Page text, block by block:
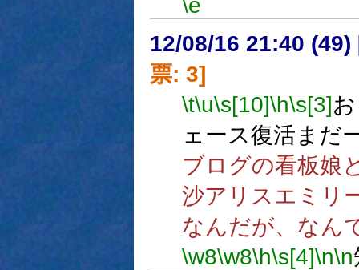
\e
12/08/16 21:40 (49)
票: 3]
\t\u\s[10]\h\s[3]
ェース復活まだ
ブログの看板娘
沙アリスエミリ
なんだが、なん
\w8\w8\h\s[4]\n\n